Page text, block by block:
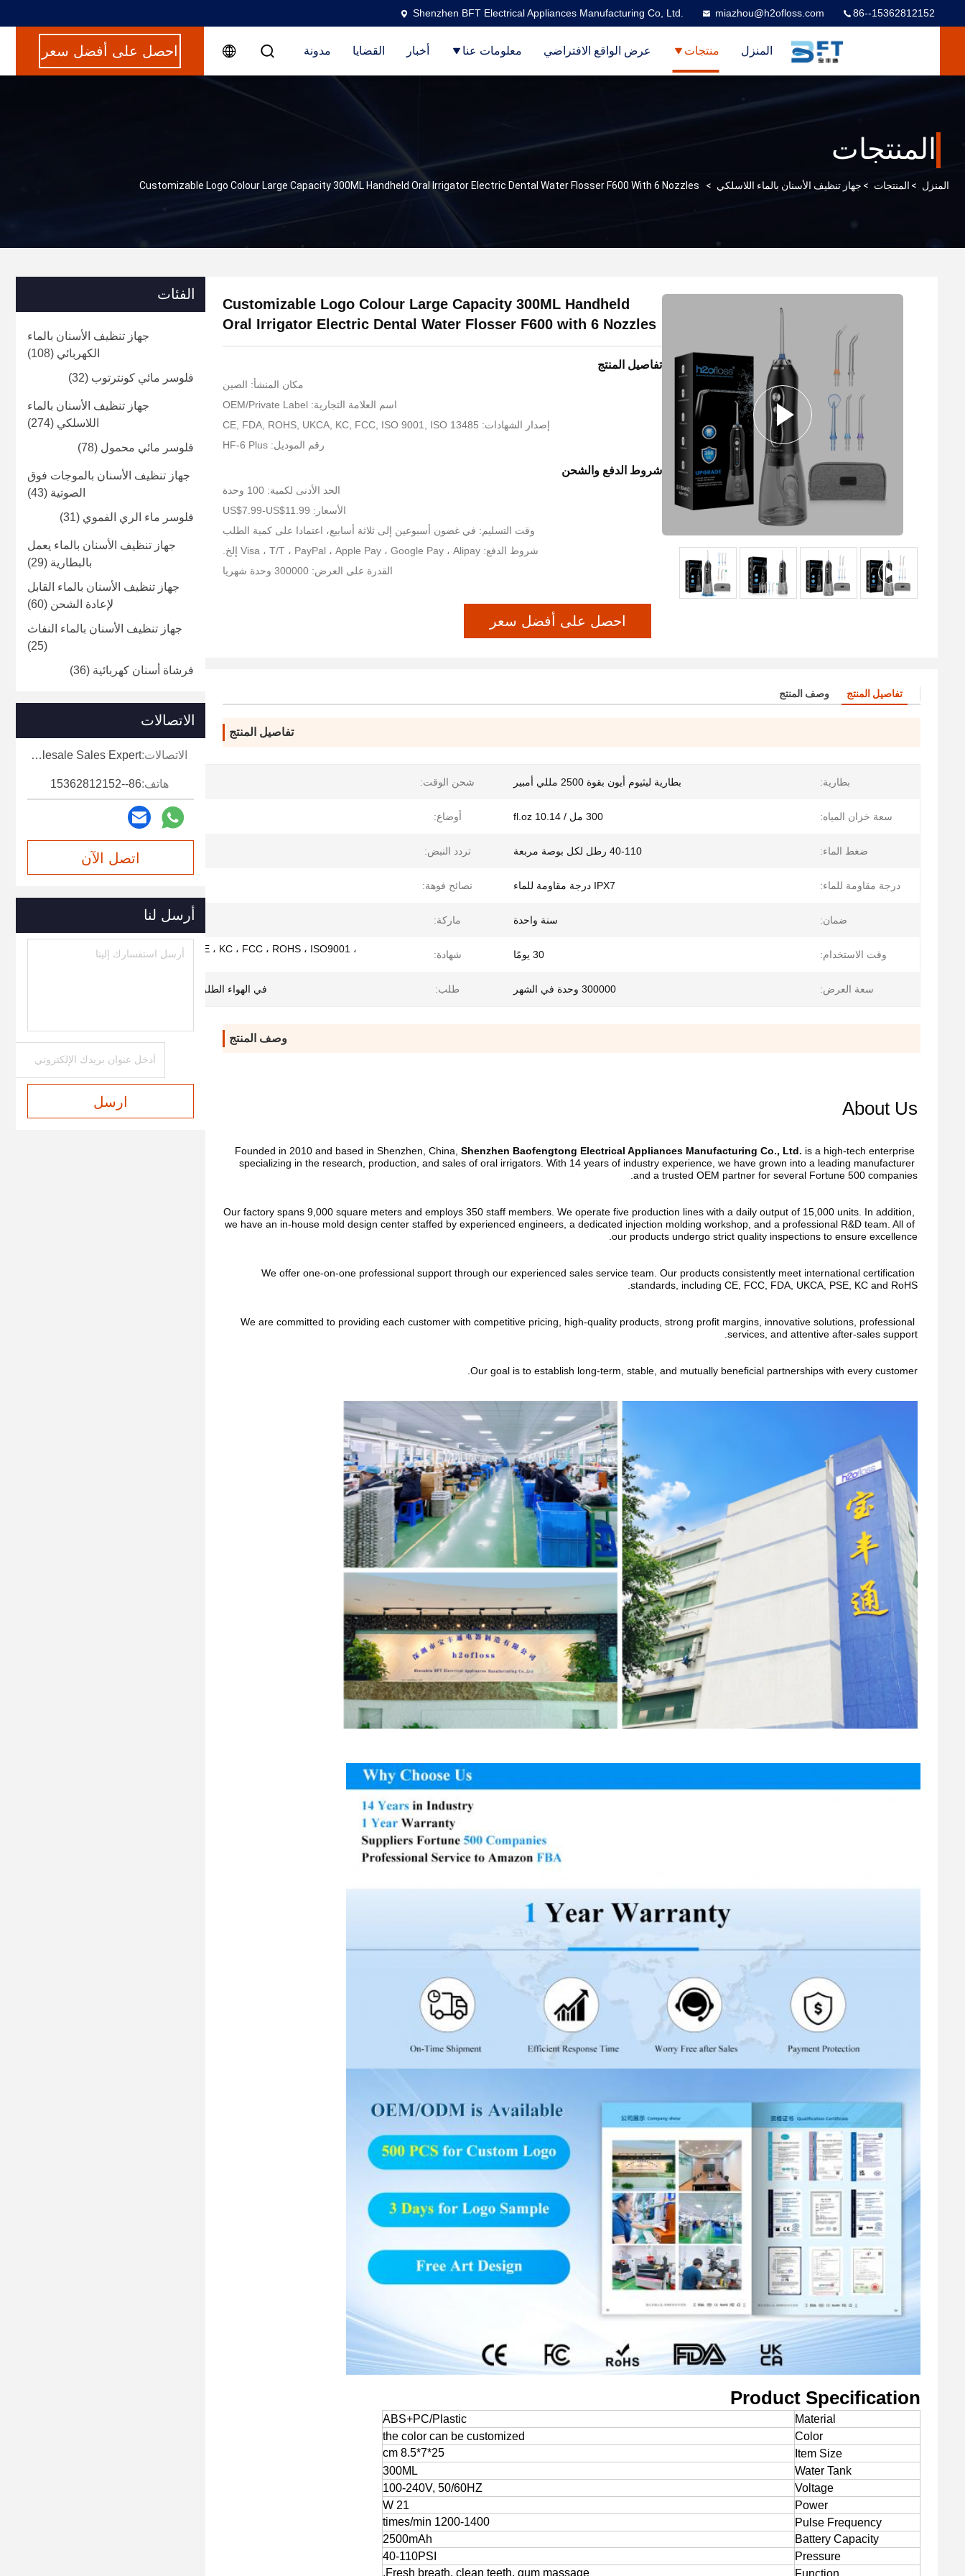
Shenzhen BFT Electrical Appliances Manufacturing Co, Ltd. miazhou@h2ofloss.com 86--15362812152
المنزل منتجات عرض الواقع الافتراضي معلومات عنا أخبار القضايا مدونة احصل على أفضل سعر
المنتجات
المنزل > المنتجات > جهاز تنظيف الأسنان بالماء اللاسلكي >
Customizable Logo Colour Large Capacity 300ML Handheld Oral Irrigator Electric Dental Water Flosser F600 With 6 Nozzles
Customizable Logo Colour Large Capacity 300ML Handheld
Oral Irrigator Electric Dental Water Flosser F600 with 6 Nozzles
تفاصيل المنتج
مكان المنشأ: الصين
اسم العلامة التجارية: OEM/Private Label
إصدار الشهادات: CE, FDA, ROHS, UKCA, KC, FCC, ISO 9001, ISO 13485
رقم الموديل: HF-6 Plus
شروط الدفع والشحن
الحد الأدنى لكمية: 100 وحدة
الأسعار: US$7.99-US$11.99
وقت التسليم: في غضون أسبوعين إلى ثلاثة أسابيع، اعتمادا على كمية الطلب
شروط الدفع: Visa ، T/T ، PayPal ، Apple Pay ، Google Pay ، Alipay إلخ.
القدرة على العرض: 300000 وحدة شهريا
احصل على أفضل سعر
تفاصيل المنتج وصف المنتج
تفاصيل المنتج
بطارية: بطارية ليثيوم أيون بقوة 2500 مللي أمبير شحن الوقت: 5 ساعات
سعة خزان المياه: 300 مل / 10.14 fl.oz أوضاع: 5 أوضاع للتنظيف
ضغط الماء: 40-110 رطل لكل بوصة مربعة تردد النبض:
درجة مقاومة للماء: IPX7 درجة مقاومة للماء نصائح فوهة:
ضمان: سنة واحدة ماركة:
وقت الاستخدام: 30 يومًا شهادة:
CE ، FDA ، UKCA ، PSE ، KC ، FCC ، ROHS ، ISO9001 ،
IS013485
سعة العرض: 300000 وحدة في الشهر طلب: في الهواء الطلق ، فندق ، تجاري ، أسرة
وصف المنتج
Flosser Oral
Irrigator
Waterproof
With UV
Function Oral
Cleaner
Water Floss
Flosser Oral
Irrigator
USB IPX7
Waterproof
With UV
Function Oral
Teeth
Cleaner
Water Floss
About Us
Founded in 2010 and based in Shenzhen, China, Shenzhen Baofengtong Electrical Appliances Manufacturing Co., Ltd. is a high-tech enterprise
specializing in the research, production, and sales of oral irrigators. With 14 years of industry experience, we have grown into a leading manufacturer
and a trusted OEM partner for several Fortune 500 companies.
Our factory spans 9,000 square meters and employs 350 staff members. We operate five production lines with a daily output of 15,000 units. In addition,
we have an in-house mold design center staffed by experienced engineers, a dedicated injection molding workshop, and a professional R&D team. All of
our products undergo strict quality inspections to ensure excellence.
We offer one-on-one professional support through our experienced sales service team. Our products consistently meet international certification
standards, including CE, FCC, FDA, UKCA, PSE, KC and RoHS.
We are committed to providing each customer with competitive pricing, high-quality products, strong profit margins, innovative solutions, professional
services, and attentive after-sales support.
Our goal is to establish long-term, stable, and mutually beneficial partnerships with every customer.
Product Specification
Material
ABS+PC/Plastic
Color
the color can be customized
Item Size
25*7*8.5 cm
Water Tank
300ML
Voltage
100-240V, 50/60HZ
Power
21 W
Pulse Frequency
1200-1400 times/min
Battery Capacity
2500mAh
Pressure
40-110PSI
Fresh breath, clean teeth, gum massage.
الفئات
جهاز تنظيف الأسنان بالماء
الكهربائي (108)
فلوسر مائي كونترتوب (32)
جهاز تنظيف الأسنان بالماء
اللاسلكي (274)
فلوسر مائي محمول (78)
جهاز تنظيف الأسنان بالموجات فوق
الصوتية (43)
فلوسر ماء الري الفموي (31)
جهاز تنظيف الأسنان بالماء يعمل
بالبطارية (29)
جهاز تنظيف الأسنان بالماء القابل
لإعادة الشحن (60)
جهاز تنظيف الأسنان بالماء النفاث
(25)
فرشاة أسنان كهربائية (36)
الاتصالات
الاتصالات: Miss. Mia-Wholesale Sales Expert
هاتف:86--15362812152
اتصل الآن
أرسل لنا
ارسل